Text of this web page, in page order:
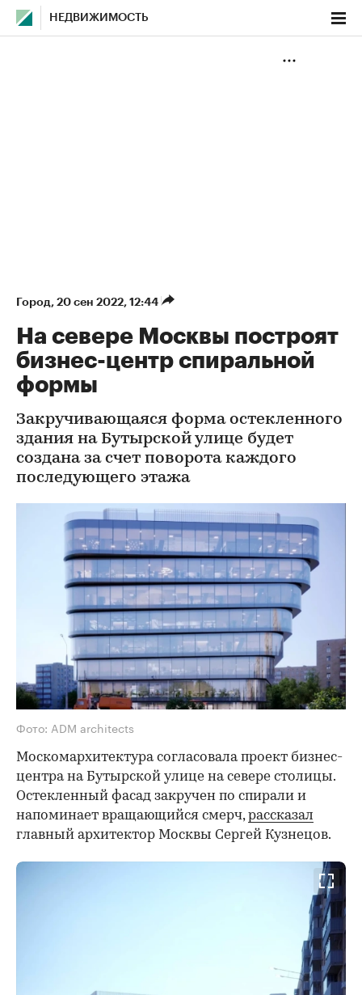
НЕДВИЖИМОСТЬ
Город⁠, 20 сен 2022, 12:44
На севере Москвы построят
бизнес-центр спиральной
формы
Закручивающаяся форма остекленного
здания на Бутырской улице будет
создана за счет поворота каждого
последующего этажа
Фото: ADM architects
Москомархитектура согласовала проект бизнес-
центра на Бутырской улице на севере столицы.
Остекленный фасад закручен по спирали и
напоминает вращающийся смерч,рассказал
главный архитектор Москвы Сергей Кузнецов.